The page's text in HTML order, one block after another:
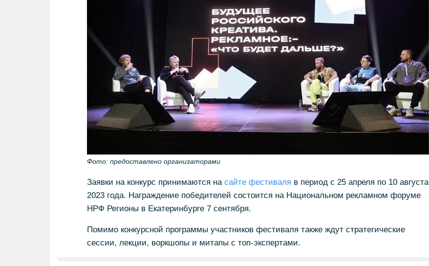
Фото: предоставлено организаторами
Заявки на конкурс принимаются на сайте фестиваля в период с 25 апреля по 10 августа
2023 года. Награждение победителей состоится на Национальном рекламном форуме
НРФ Регионы в Екатеринбурге 7 сентября.
Помимо конкурсной программы участников фестиваля также ждут стратегические
сессии, лекции, воркшопы и митапы с топ-экспертами.